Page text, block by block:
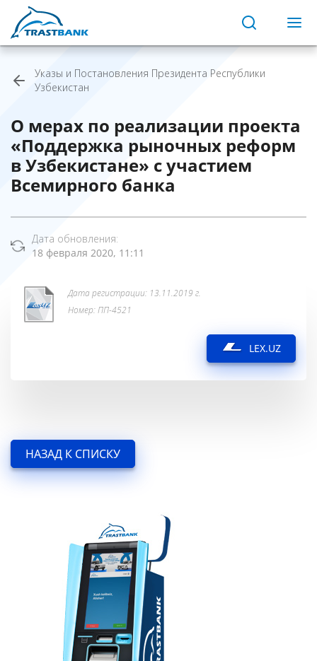
Указы и Постановления Президента Республики
Узбекистан
О мерах по реализации проекта
«Поддержка рыночных реформ
в Узбекистане» с участием
Всемирного банка
Дата обновления:
18 февраля 2020, 11:11
Дата регистрации: 13.11.2019 г.
Номер: ПП-4521
LEX.UZ
НАЗАД К СПИСКУ